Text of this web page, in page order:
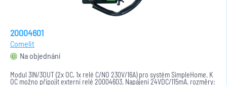
20004601
Comelit
Na objednání
Modul 3IN/3OUT (2x OC, 1x relé C/NO 230V/16A) pro systém SimpleHome. K
OC možno připojit externí relé 20004603. Napájení 24VDC/115mA. rozměry: